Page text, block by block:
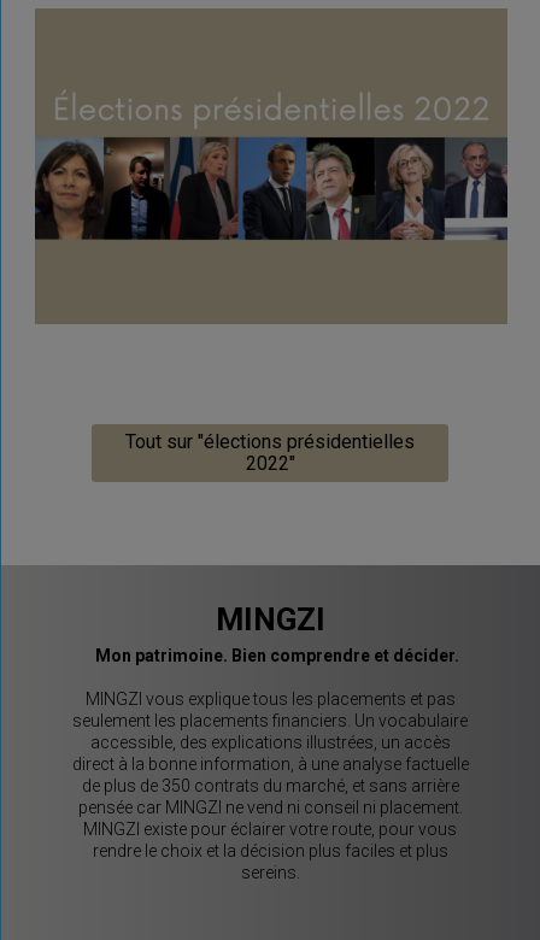
Tout sur "élections présidentielles
2022"
MINGZI
Mon patrimoine. Bien comprendre et décider.
MINGZI vous explique tous les placements et pas
seulement les placements financiers. Un vocabulaire
accessible, des explications illustrées, un accès
direct à la bonne information, à une analyse factuelle
de plus de 350 contrats du marché, et sans arrière
pensée car MINGZI ne vend ni conseil ni placement.
MINGZI existe pour éclairer votre route, pour vous
rendre le choix et la décision plus faciles et plus
sereins.